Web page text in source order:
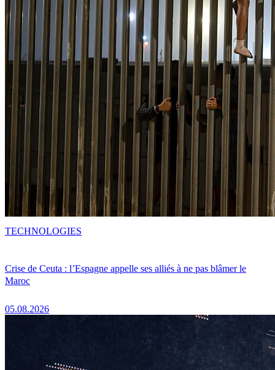
Crise de Ceuta : l’Espagne appelle ses alliés à ne pas blâmer le
Maroc
05.08.2026
TECHNOLOGIES